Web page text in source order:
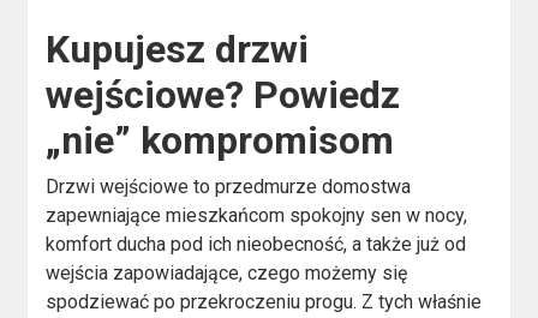
Kupujesz drzwi
wejściowe? Powiedz
„nie” kompromisom
Drzwi wejściowe to przedmurze domostwa
zapewniające mieszkańcom spokojny sen w nocy,
komfort ducha pod ich nieobecność, a także już od
wejścia zapowiadające, czego możemy się
spodziewać po przekroczeniu progu. Z tych właśnie